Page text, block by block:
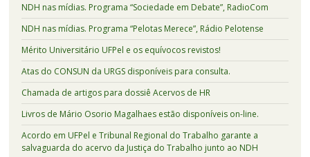
NDH nas mídias. Programa “Sociedade em Debate”, RadioCom
NDH nas mídias. Programa “Pelotas Merece”, Rádio Pelotense
Mérito Universitário UFPel e os equívocos revistos!
Atas do CONSUN da URGS disponíveis para consulta.
Chamada de artigos para dossiê Acervos de HR
Livros de Mário Osorio Magalhaes estão disponíveis on-line.
Acordo em UFPel e Tribunal Regional do Trabalho garante a
salvaguarda do acervo da Justiça do Trabalho junto ao NDH